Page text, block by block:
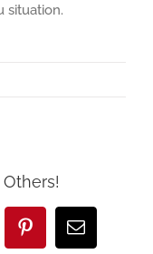
situation.
PinterestEmail